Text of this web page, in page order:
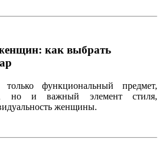
как выбрать
функциональный предмет,
но и важный элемент стиля,
женщины.